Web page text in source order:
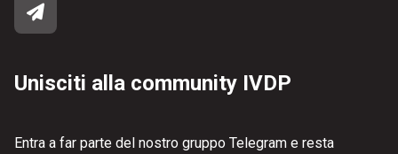
Unisciti alla community IVDP
Entra a far parte del nostro gruppo Telegram e resta